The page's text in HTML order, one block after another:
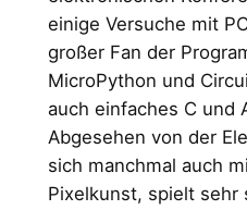
einige Versuche mit
großer Fan der
MicroPython und
auch einfaches C und
Abgesehen von der
sich manchmal auch
Pixelkunst, spielt sehr